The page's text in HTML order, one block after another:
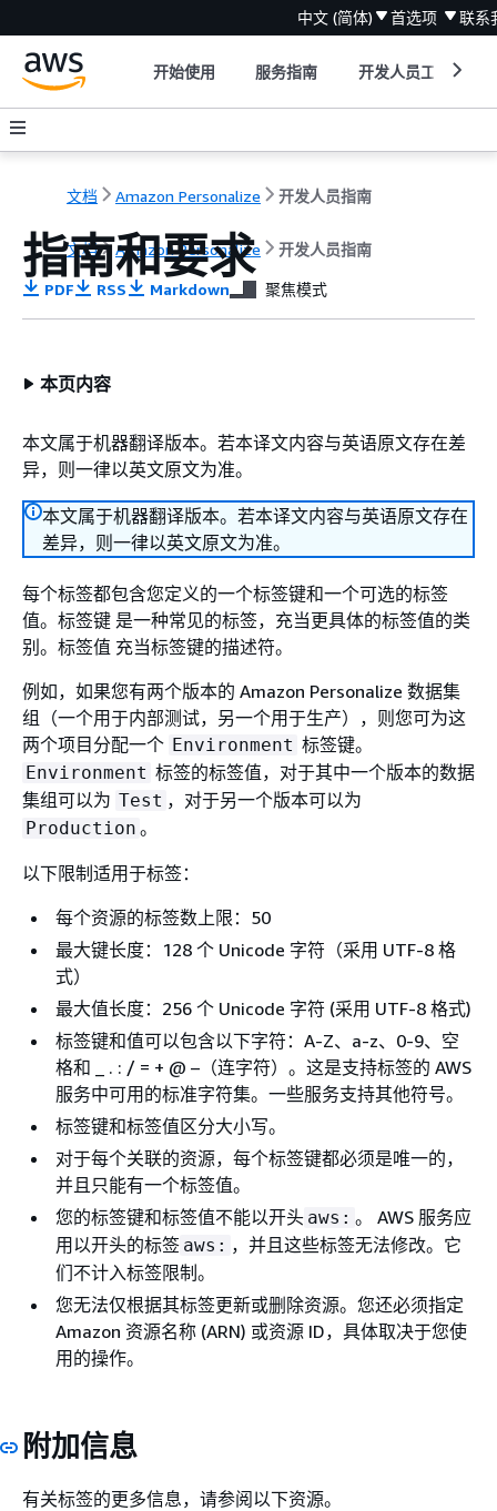
中文 (简体) 首选项 联系
开始使用 服务指南 开发人员工具
文档 Amazon Personalize 开发人员指南
文档 Amazon Personalize 开发人员指南
指南和要求
PDF RSS Markdown 聚焦模式
本页内容
本文属于机器翻译版本。若本译文内容与英语原文存在差
异，则一律以英文原文为准。
本文属于机器翻译版本。若本译文内容与英语原文存在
差异，则一律以英文原文为准。
每个标签都包含您定义的一个标签键和一个可选的标签
值。标签键 是一种常见的标签，充当更具体的标签值的类
别。标签值 充当标签键的描述符。
例如，如果您有两个版本的 Amazon Personalize 数据集
组（一个用于内部测试，另一个用于生产），则您可为这
两个项目分配一个 Environment 标签键。
Environment 标签的标签值，对于其中一个版本的数据
集组可以为 Test ，对于另一个版本可以为
Production 。
以下限制适用于标签：
每个资源的标签数上限：50
最大键长度：128 个 Unicode 字符（采用 UTF-8 格
式）
最大值长度：256 个 Unicode 字符 (采用 UTF-8 格式)
标签键和值可以包含以下字符：A-Z、a-z、0-9、空
格和 _ . : / = + @ –（连字符）。这是支持标签的 AWS
服务中可用的标准字符集。一些服务支持其他符号。
标签键和标签值区分大小写。
对于每个关联的资源，每个标签键都必须是唯一的，
并且只能有一个标签值。
您的标签键和标签值不能以开头 aws: 。 AWS 服务应
用以开头的标签 aws: ，并且这些标签无法修改。它
们不计入标签限制。
您无法仅根据其标签更新或删除资源。您还必须指定
Amazon 资源名称 (ARN) 或资源 ID，具体取决于您使
用的操作。
附加信息
有关标签的更多信息，请参阅以下资源。